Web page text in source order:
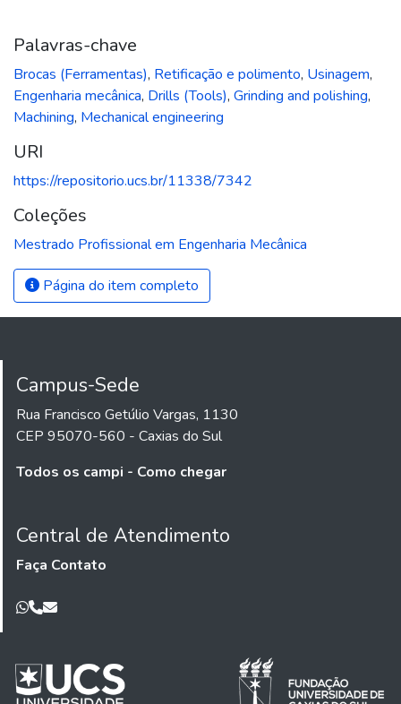
Palavras-chave
Brocas (Ferramentas), Retificação e polimento, Usinagem,
Engenharia mecânica, Drills (Tools), Grinding and polishing,
Machining, Mechanical engineering
URI
https://repositorio.ucs.br/11338/7342
Coleções
Mestrado Profissional em Engenharia Mecânica
Página do item completo
Campus-Sede
Rua Francisco Getúlio Vargas, 1130
CEP 95070-560 - Caxias do Sul
Todos os campi - Como chegar
Central de Atendimento
Faça Contato